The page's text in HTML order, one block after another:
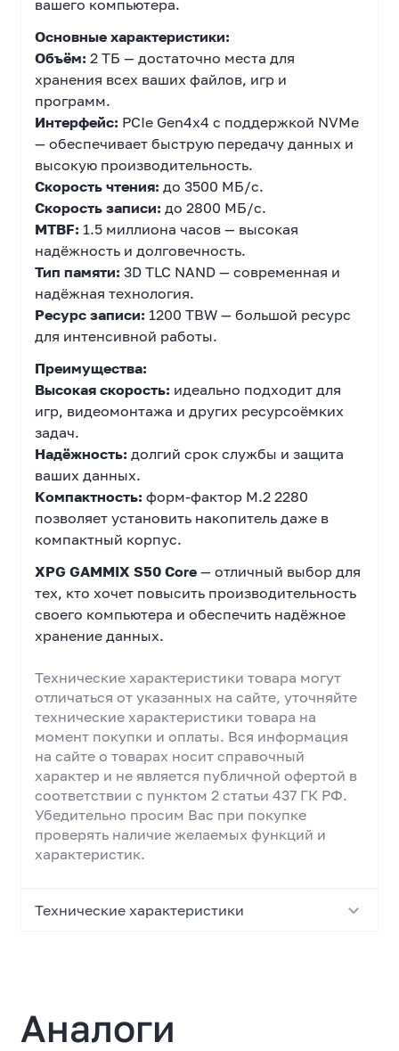
вашего компьютера.
Основные характеристики:
Объём: 2 ТБ — достаточно места для
хранения всех ваших файлов, игр и
программ.
Интерфейс: PCIe Gen4x4 с поддержкой NVMe
— обеспечивает быструю передачу данных и
высокую производительность.
Скорость чтения: до 3500 МБ/с.
Скорость записи: до 2800 МБ/с.
MTBF: 1.5 миллиона часов — высокая
надёжность и долговечность.
Тип памяти: 3D TLC NAND — современная и
надёжная технология.
Ресурс записи: 1200 TBW — большой ресурс
для интенсивной работы.
Преимущества:
Высокая скорость: идеально подходит для
игр, видеомонтажа и других ресурсоёмких
задач.
Надёжность: долгий срок службы и защита
ваших данных.
Компактность: форм-фактор M.2 2280
позволяет установить накопитель даже в
компактный корпус.
XPG GAMMIX S50 Core — отличный выбор для
тех, кто хочет повысить производительность
своего компьютера и обеспечить надёжное
хранение данных.
Технические характеристики товара могут
отличаться от указанных на сайте, уточняйте
технические характеристики товара на
момент покупки и оплаты. Вся информация
на сайте о товарах носит справочный
характер и не является публичной офертой в
соответствии с пунктом 2 статьи 437 ГК РФ.
Убедительно просим Вас при покупке
проверять наличие желаемых функций и
характеристик.
Технические характеристики
Внутренний твердотельный накопитель
Аналоги